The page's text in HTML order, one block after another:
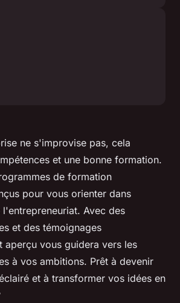
ne s'improvise pas, cela
et une bonne formation.
de formation
pour vous orienter dans
Avec des
et des témoignages
aperçu vous guidera vers les
à vos ambitions. Prêt à devenir
et à transformer vos idées en